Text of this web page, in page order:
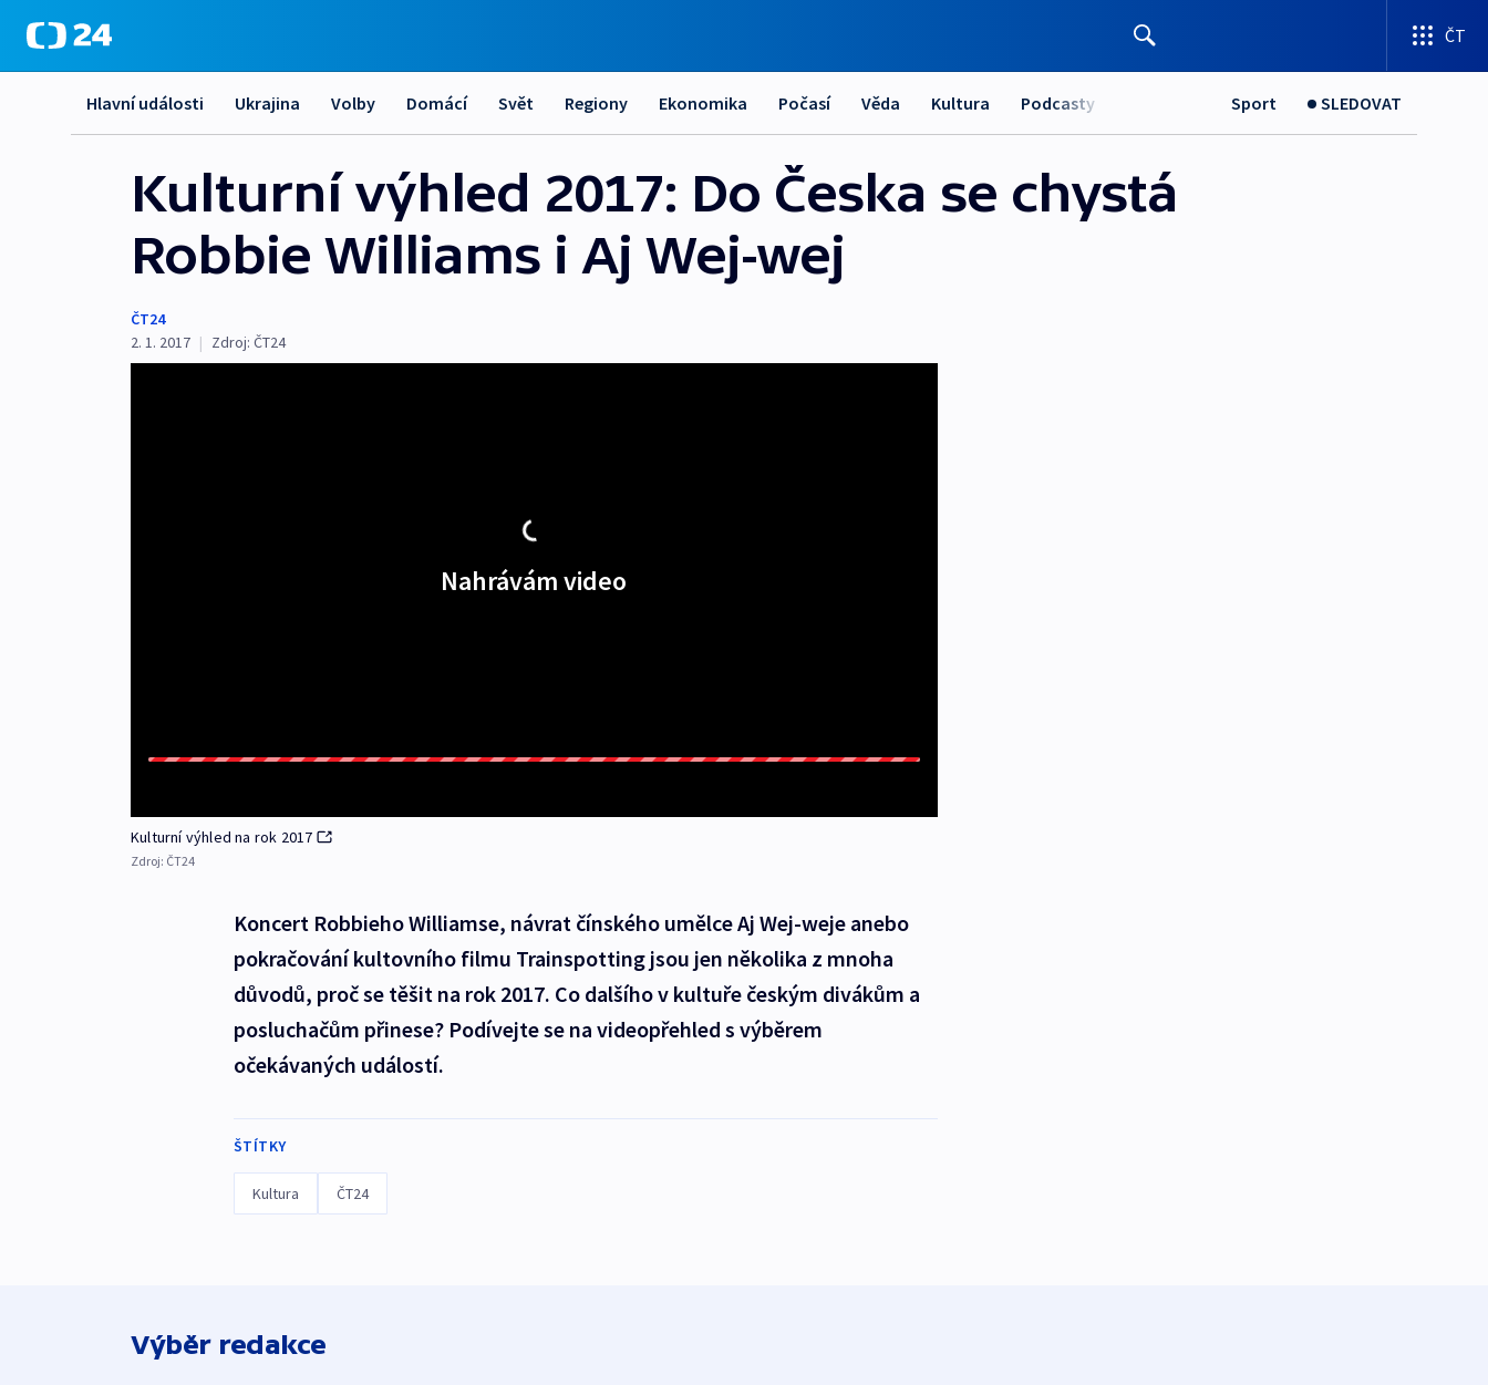
ČT
Hlavní události Ukrajina Volby Domácí Svět Regiony Ekonomika Počasí Věda Kultura Podcasty Sport SLEDOVAT
Kulturní výhled 2017: Do Česka se chystá
Robbie Williams i Aj Wej-wej
ČT24
2. 1. 2017 | Zdroj: ČT24
Nahrávám video
Kulturní výhled na rok 2017
Zdroj: ČT24
Koncert Robbieho Williamse, návrat čínského umělce Aj Wej-weje anebo
pokračování kultovního filmu Trainspotting jsou jen několika z mnoha
důvodů, proč se těšit na rok 2017. Co dalšího v kultuře českým divákům a
posluchačům přinese? Podívejte se na videopřehled s výběrem
očekávaných událostí.
ŠTÍTKY
Kultura ČT24
Výběr redakce